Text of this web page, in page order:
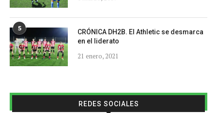
5
CRÓNICA DH2B. El Athletic se desmarca
en el liderato
21 enero, 2021
REDES SOCIALES